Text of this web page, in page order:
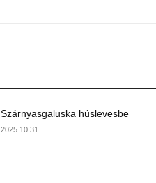
Szárnyasgaluska húslevesbe
2025.10.31.